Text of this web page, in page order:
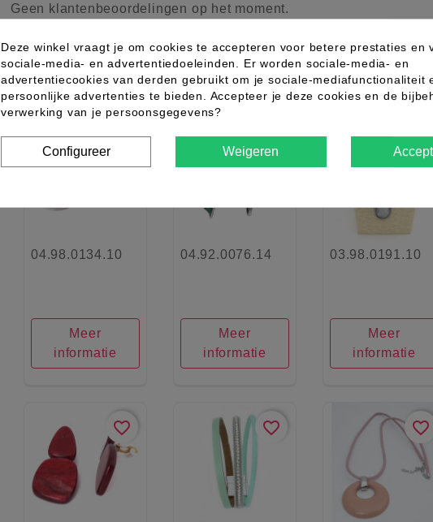
Geen klantenbeoordelingen op het moment.
10 andere producten uit dezelfde
Nieuw favorite_border
04.98.0134.10
Meer
informatie
favorite_border
04.92.0076.14
Meer
informatie
favorite_border
03.98.0191.10
Meer
informatie
favorite_border favorite_border favorite_border
Deze winkel vraagt je om cookies te accepteren voor betere prestaties en
sociale-media- en advertentiedoeleinden. Er worden sociale-media- en
advertentiecookies van derden gebruikt om je sociale-mediafunctionaliteit
persoonlijke advertenties te bieden. Accepteer je deze cookies en de
verwerking van je persoonsgegevens?
Configureer Weigeren